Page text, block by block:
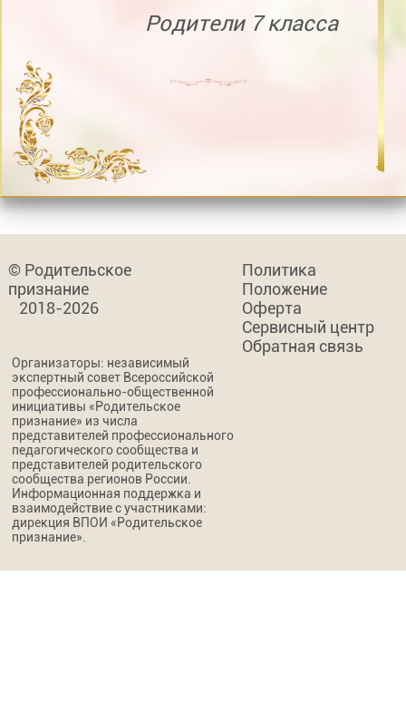
Родители 7 класса
© Родительское
признание
2018-2026
Политика
Положение
Оферта
Сервисный центр
Обратная связь
Организаторы: независимый
экспертный совет Всероссийской
профессионально-общественной
инициативы «Родительское
признание» из числа
представителей профессионального
педагогического сообщества и
представителей родительского
сообщества регионов России.
Информационная поддержка и
взаимодействие с участниками:
дирекция ВПОИ «Родительское
признание».